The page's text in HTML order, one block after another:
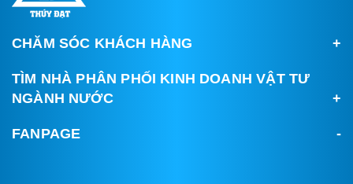
CHĂM SÓC KHÁCH HÀNG
TÌM NHÀ PHÂN PHỐI KINH DOANH VẬT TƯ
NGÀNH NƯỚC
FANPAGE